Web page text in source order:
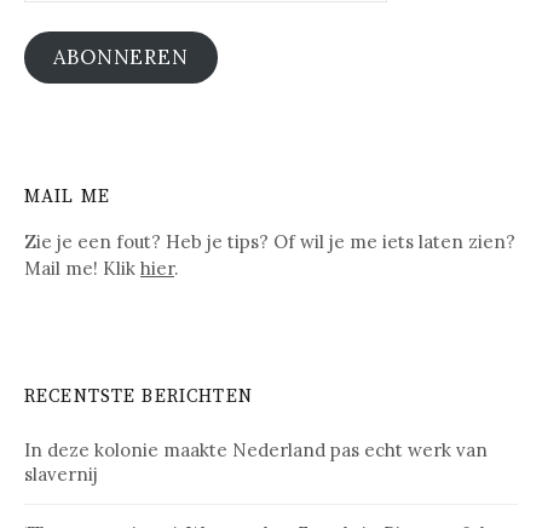
ABONNEREN
MAIL ME
Zie je een fout? Heb je tips? Of wil je me iets laten zien?
Mail me! Klik hier.
RECENTSTE BERICHTEN
In deze kolonie maakte Nederland pas echt werk van
slavernij